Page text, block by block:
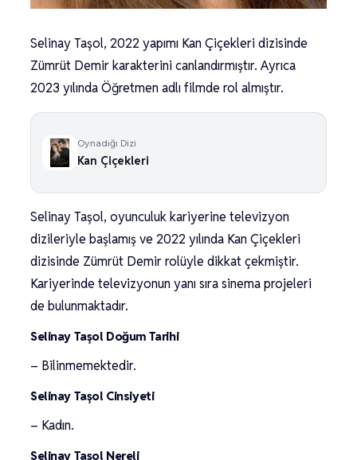
Selinay Taşol, 2022 yapımı Kan Çiçekleri dizisinde
Zümrüt Demir karakterini canlandırmıştır. Ayrıca
2023 yılında Öğretmen adlı filmde rol almıştır.
Oynadığı Dizi
Kan Çiçekleri
Selinay Taşol, oyunculuk kariyerine televizyon
dizileriyle başlamış ve 2022 yılında Kan Çiçekleri
dizisinde Zümrüt Demir rolüyle dikkat çekmiştir.
Kariyerinde televizyonun yanı sıra sinema projeleri
de bulunmaktadır.
Selinay Taşol Doğum Tarihi
– Bilinmemektedir.
Selinay Taşol Cinsiyeti
– Kadın.
Selinay Taşol Nereli